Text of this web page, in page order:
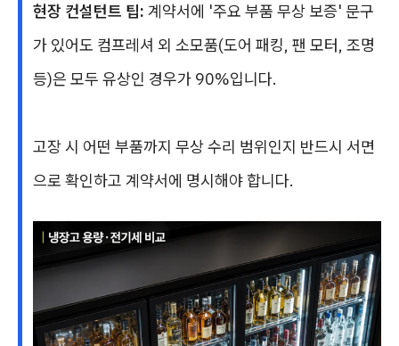
현장 컨설턴트 팁: 계약서에 '주요 부품 무상 보증' 문구
가 있어도 컴프레셔 외 소모품(도어 패킹, 팬 모터, 조명
등)은 모두 유상인 경우가 90%입니다.
고장 시 어떤 부품까지 무상 수리 범위인지 반드시 서면
으로 확인하고 계약서에 명시해야 합니다.